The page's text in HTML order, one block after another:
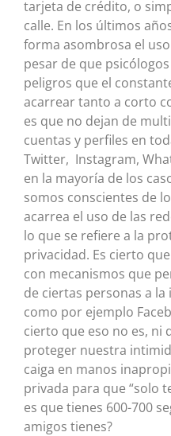
tarjeta de crédito, o
calle. En los últimos
forma asombrosa el
pesar de que
peligros que el
acarrear tanto a corto
es que no dejan de
cuentas y perfiles en
Twitter, Instagram,
en la mayoría de los
somos conscientes de
acarrea el uso de las
lo que se refiere a la
privacidad. Es cierto
con mecanismos que
de ciertas personas a
como por ejemplo
cierto que eso no es, ni
proteger nuestra
caiga en manos
privada para que “solo
es que tienes 600-700
amigos tienes?